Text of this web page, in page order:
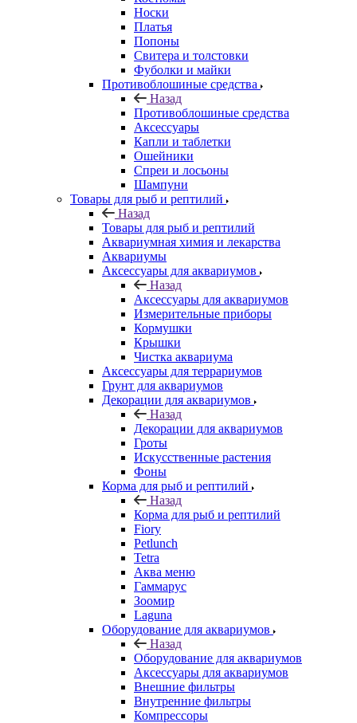
Носки
Платья
Попоны
Свитера и толстовки
Фуболки и майки
Противоблошиные средства
Назад
Противоблошиные средства
Аксессуары
Капли и таблетки
Ошейники
Спреи и лосьоны
Шампуни
Товары для рыб и рептилий
Назад
Товары для рыб и рептилий
Аквариумная химия и лекарства
Аквариумы
Аксессуары для аквариумов
Назад
Аксессуары для аквариумов
Измерительные приборы
Кормушки
Крышки
Чистка аквариума
Аксессуары для террариумов
Грунт для аквариумов
Декорации для аквариумов
Назад
Декорации для аквариумов
Гроты
Искусственные растения
Фоны
Корма для рыб и рептилий
Назад
Корма для рыб и рептилий
Fiory
Petlunch
Tetra
Аква меню
Гаммарус
Зоомир
Laguna
Оборудование для аквариумов
Назад
Оборудование для аквариумов
Аксессуары для аквариумов
Внешние фильтры
Внутренние фильтры
Компрессоры